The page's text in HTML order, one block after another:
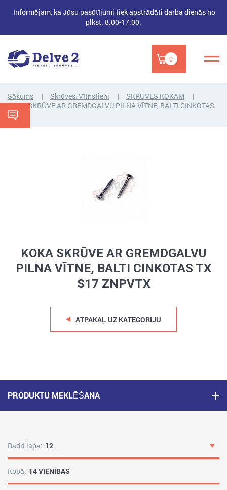
Informējam, ka Jūsu pasūtījumi tiek apstrādāti darba dienās no
plkst. 8.00-17.00.
0
Sākums Skrūves, Vītņstieņi
SKRŪVES KOKAM
KOKA SKRŪVE AR GREMDGALVU PILNA VĪTNE, BALTI CINKOTAS
TX
KOKA SKRŪVE AR GREMDGALVU
PILNA VĪTNE, BALTI CINKOTAS TX
S17 ZNPVTX
ATPAKAĻ UZ KATEGORIJU
PRODUKTU MEKLĒŠANA
Rādīt lapā: 12
Kopā: 14 VIENĪBAS